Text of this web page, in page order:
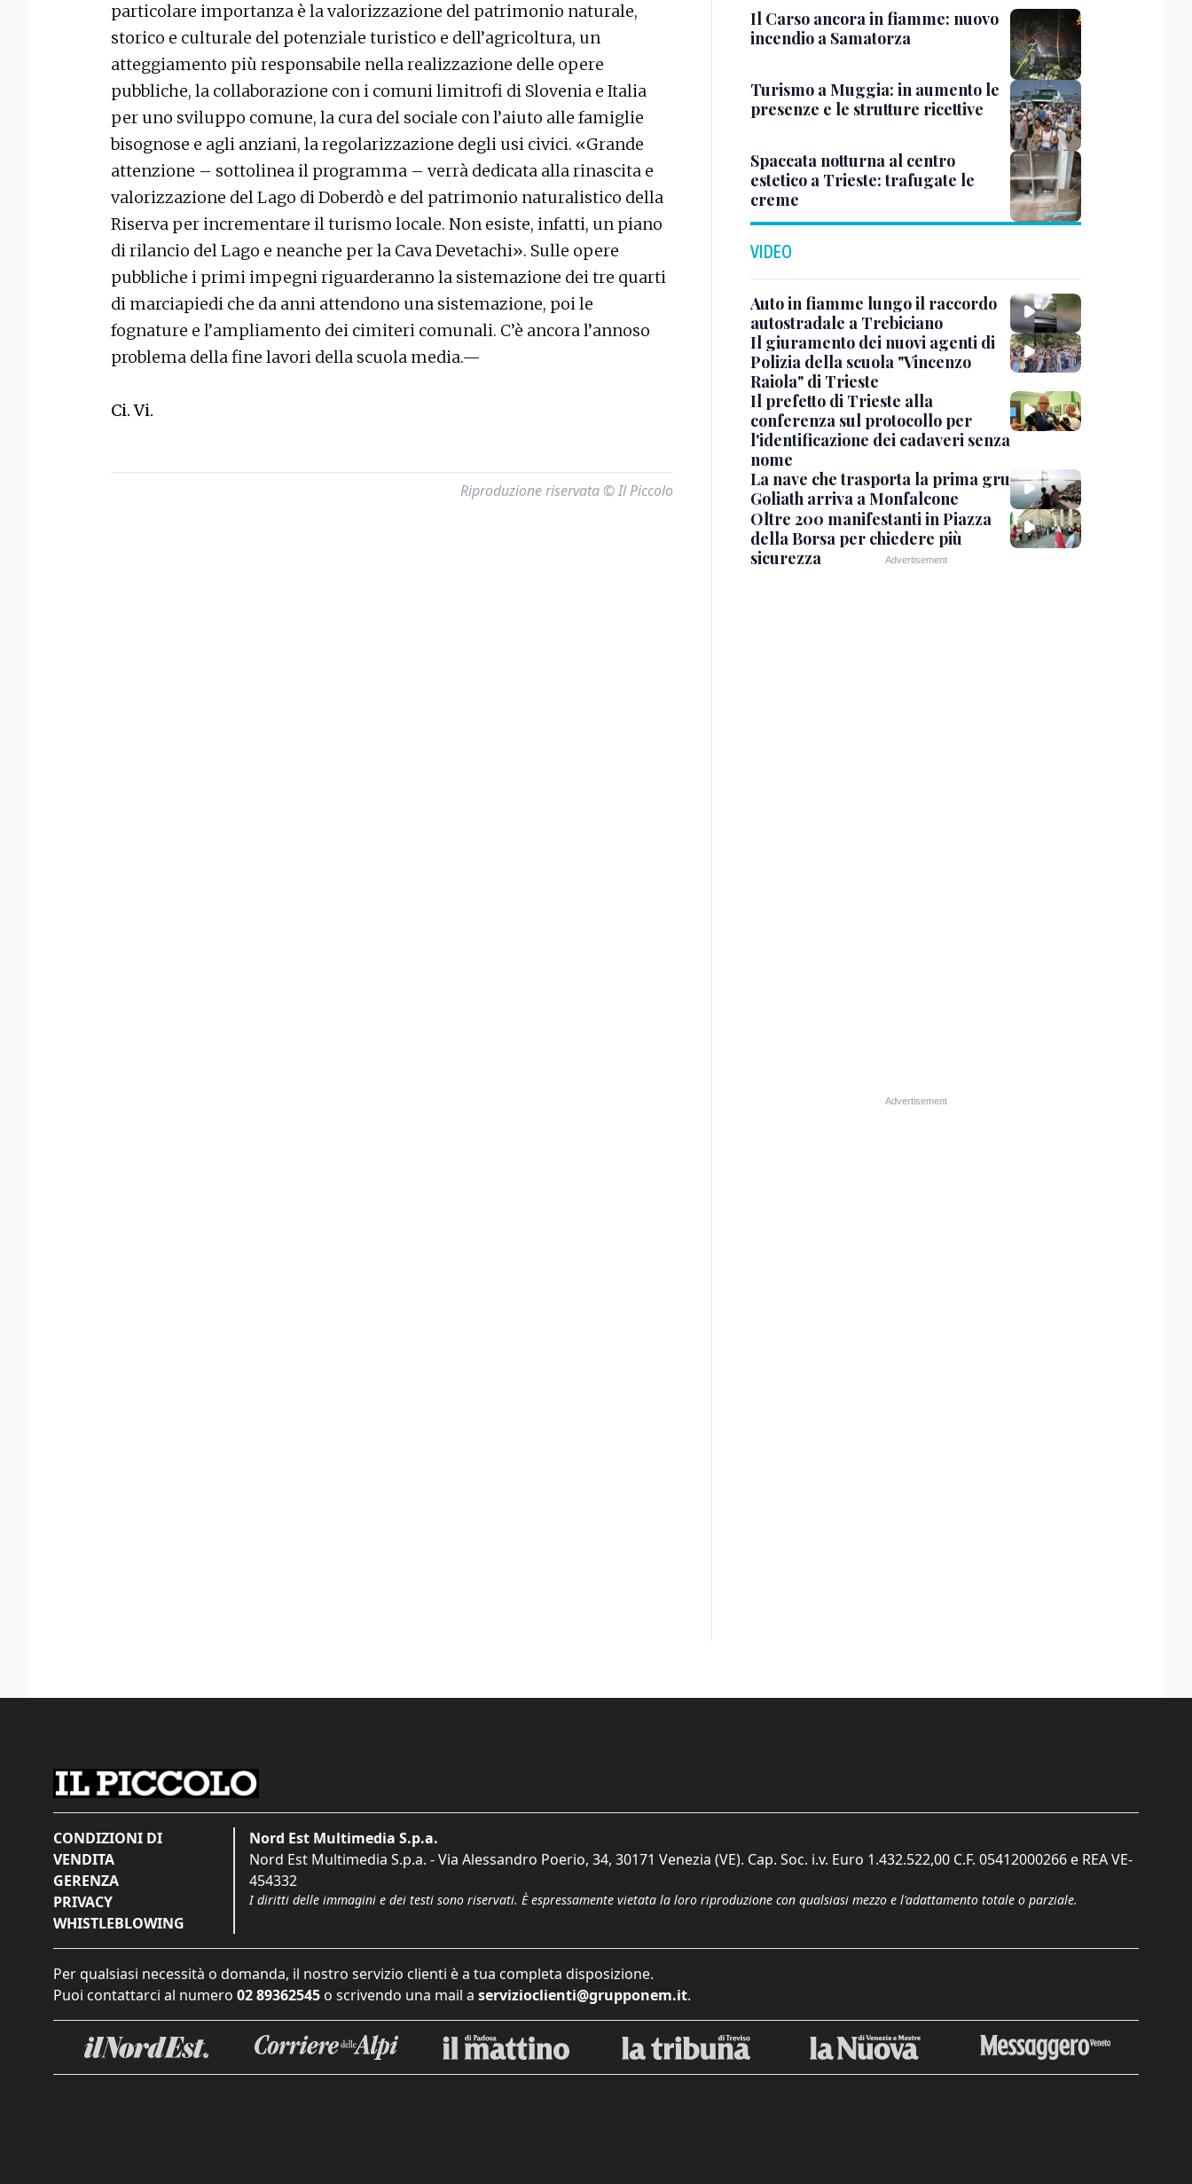
particolare importanza è la valorizzazione del patrimonio naturale,
storico e culturale del potenziale turistico e dell’agricoltura, un
atteggiamento più responsabile nella realizzazione delle opere
pubbliche, la collaborazione con i comuni limitrofi di Slovenia e Italia
per uno sviluppo comune, la cura del sociale con l’aiuto alle famiglie
bisognose e agli anziani, la regolarizzazione degli usi civici. «Grande
attenzione – sottolinea il programma – verrà dedicata alla rinascita e
valorizzazione del Lago di Doberdò e del patrimonio naturalistico della
Riserva per incrementare il turismo locale. Non esiste, infatti, un piano
di rilancio del Lago e neanche per la Cava Devetachi». Sulle opere
pubbliche i primi impegni riguarderanno la sistemazione dei tre quarti
di marciapiedi che da anni attendono una sistemazione, poi le
fognature e l’ampliamento dei cimiteri comunali. C’è ancora l’annoso
problema della fine lavori della scuola media.—
Ci. Vi.
Riproduzione riservata © Il Piccolo
Il Carso ancora in fiamme: nuovo
incendio a Samatorza
Turismo a Muggia: in aumento le
presenze e le strutture ricettive
Spaccata notturna al centro
estetico a Trieste: trafugate le
creme
VIDEO
Auto in fiamme lungo il raccordo
autostradale a Trebiciano
Il giuramento dei nuovi agenti di
Polizia della scuola "Vincenzo
Raiola" di Trieste
Il prefetto di Trieste alla
conferenza sul protocollo per
l'identificazione dei cadaveri senza
nome
La nave che trasporta la prima gru
Goliath arriva a Monfalcone
Oltre 200 manifestanti in Piazza
della Borsa per chiedere più
sicurezza
CONDIZIONI DI
VENDITA
GERENZA
PRIVACY
WHISTLEBLOWING
Nord Est Multimedia S.p.a.
Nord Est Multimedia S.p.a. - Via Alessandro Poerio, 34, 30171 Venezia (VE). Cap. Soc. i.v. Euro 1.432.522,00 C.F. 05412000266 e REA VE-
454332
I diritti delle immagini e dei testi sono riservati. È espressamente vietata la loro riproduzione con qualsiasi mezzo e l'adattamento totale o parziale.
Per qualsiasi necessità o domanda, il nostro servizio clienti è a tua completa disposizione.
Puoi contattarci al numero 02 89362545 o scrivendo una mail a servizioclienti@grupponem.it.